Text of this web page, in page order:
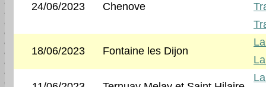
24/06/2023 Chenove
18/06/2023 Fontaine les Dijon